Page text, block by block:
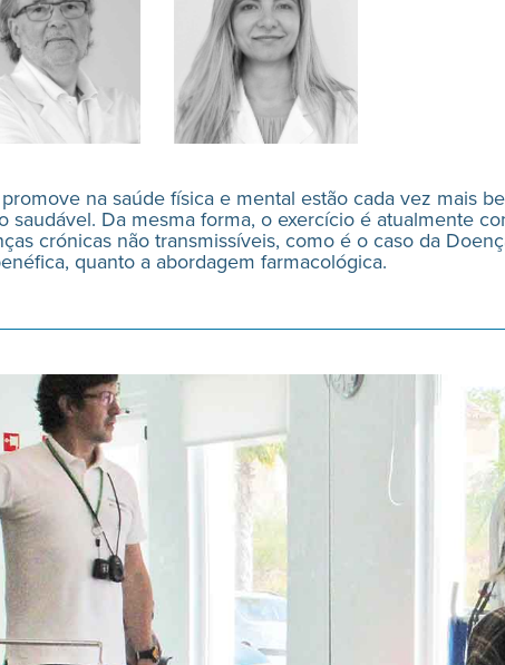
na saúde física e mental estão cada vez mais
saudável. Da mesma forma, o exercício é atualmente
crónicas não transmissíveis, como é o caso da
quanto a abordagem farmacológica.